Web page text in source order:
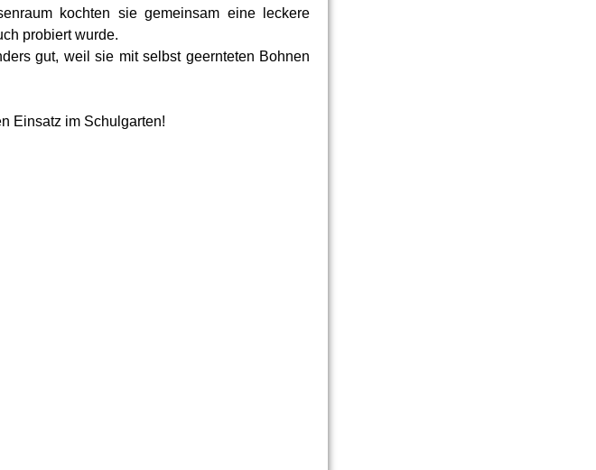
kochten sie gemeinsam eine leckere
probiert wurde.
gut, weil sie mit selbst geernteten Bohnen
Einsatz im Schulgarten!